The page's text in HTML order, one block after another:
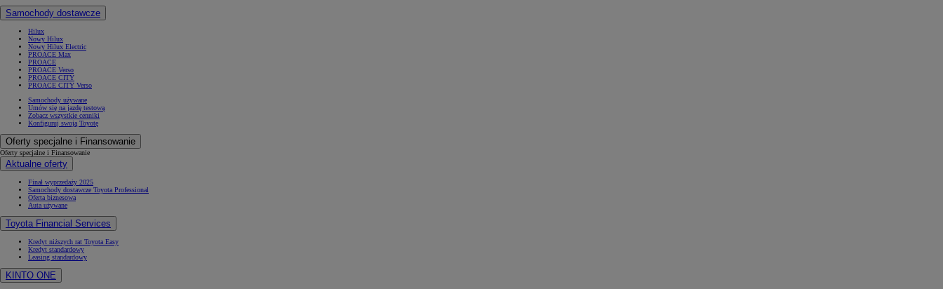
Samochody dostawcze
Hilux
Nowy Hilux
Nowy Hilux Electric
PROACE Max
PROACE
PROACE Verso
PROACE CITY
PROACE CITY Verso
Samochody używane
Umów się na jazdę testową
Zobacz wszystkie cenniki
Konfiguruj swoją Toyotę
Oferty specjalne i Finansowanie
Oferty specjalne i Finansowanie
Aktualne oferty
Finał wyprzedaży 2025
Samochody dostawcze Toyota Professional
Oferta biznesowa
Auta używane
Toyota Financial Services
Kredyt niższych rat Toyota Easy
Kredyt standardowy
Leasing standardowy
KINTO ONE